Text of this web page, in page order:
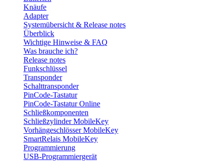
Knäufe
Adapter
Systemübersicht & Release notes
Überblick
Wichtige Hinweise & FAQ
Was brauche ich?
Release notes
Funkschlüssel
Transponder
Schalttransponder
PinCode-Tastatur
PinCode-Tastatur Online
Schließkomponenten
Schließzylinder MobileKey
Vorhängeschlösser MobileKey
SmartRelais MobileKey
Programmierung
USB-Programmiergerät